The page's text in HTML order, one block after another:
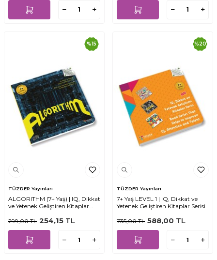
%15
TÜZDER Yayınları
ALGORITHM (7+ Yaş) | IQ, Dikkat
ve Yetenek Geliştiren Kitaplar
299,00TL 254,15 TL
%20
TÜZDER Yayınları
7+ Yaş LEVEL 1 | IQ, Dikkat ve
Yetenek Geliştiren Kitaplar Serisi
735,00TL 588,00 TL